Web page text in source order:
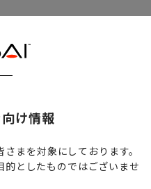
ていて、診断能をさらに
のかを知りたい
け情報
まを対象にしております。
としたものではございませ